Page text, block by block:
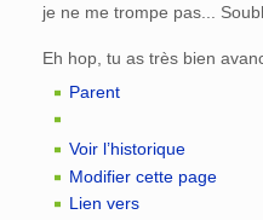
je ne me trompe pas...
Eh hop, tu as très bien
Parent
Voir l’historique
Modifier cette page
Lien vers